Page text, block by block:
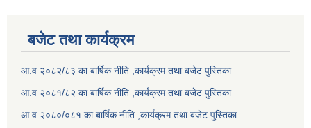
बजेट तथा कार्यक्रम
आ.व २०८२/८३ का बार्षिक नीति ,कार्यक्रम तथा बजेट पुस्तिका
आ.व २०८१/८२ का बार्षिक नीति ,कार्यक्रम तथा बजेट पुस्तिका
आ.व २०८०/०८१ का बार्षिक नीति ,कार्यक्रम तथा बजेट पुस्तिका